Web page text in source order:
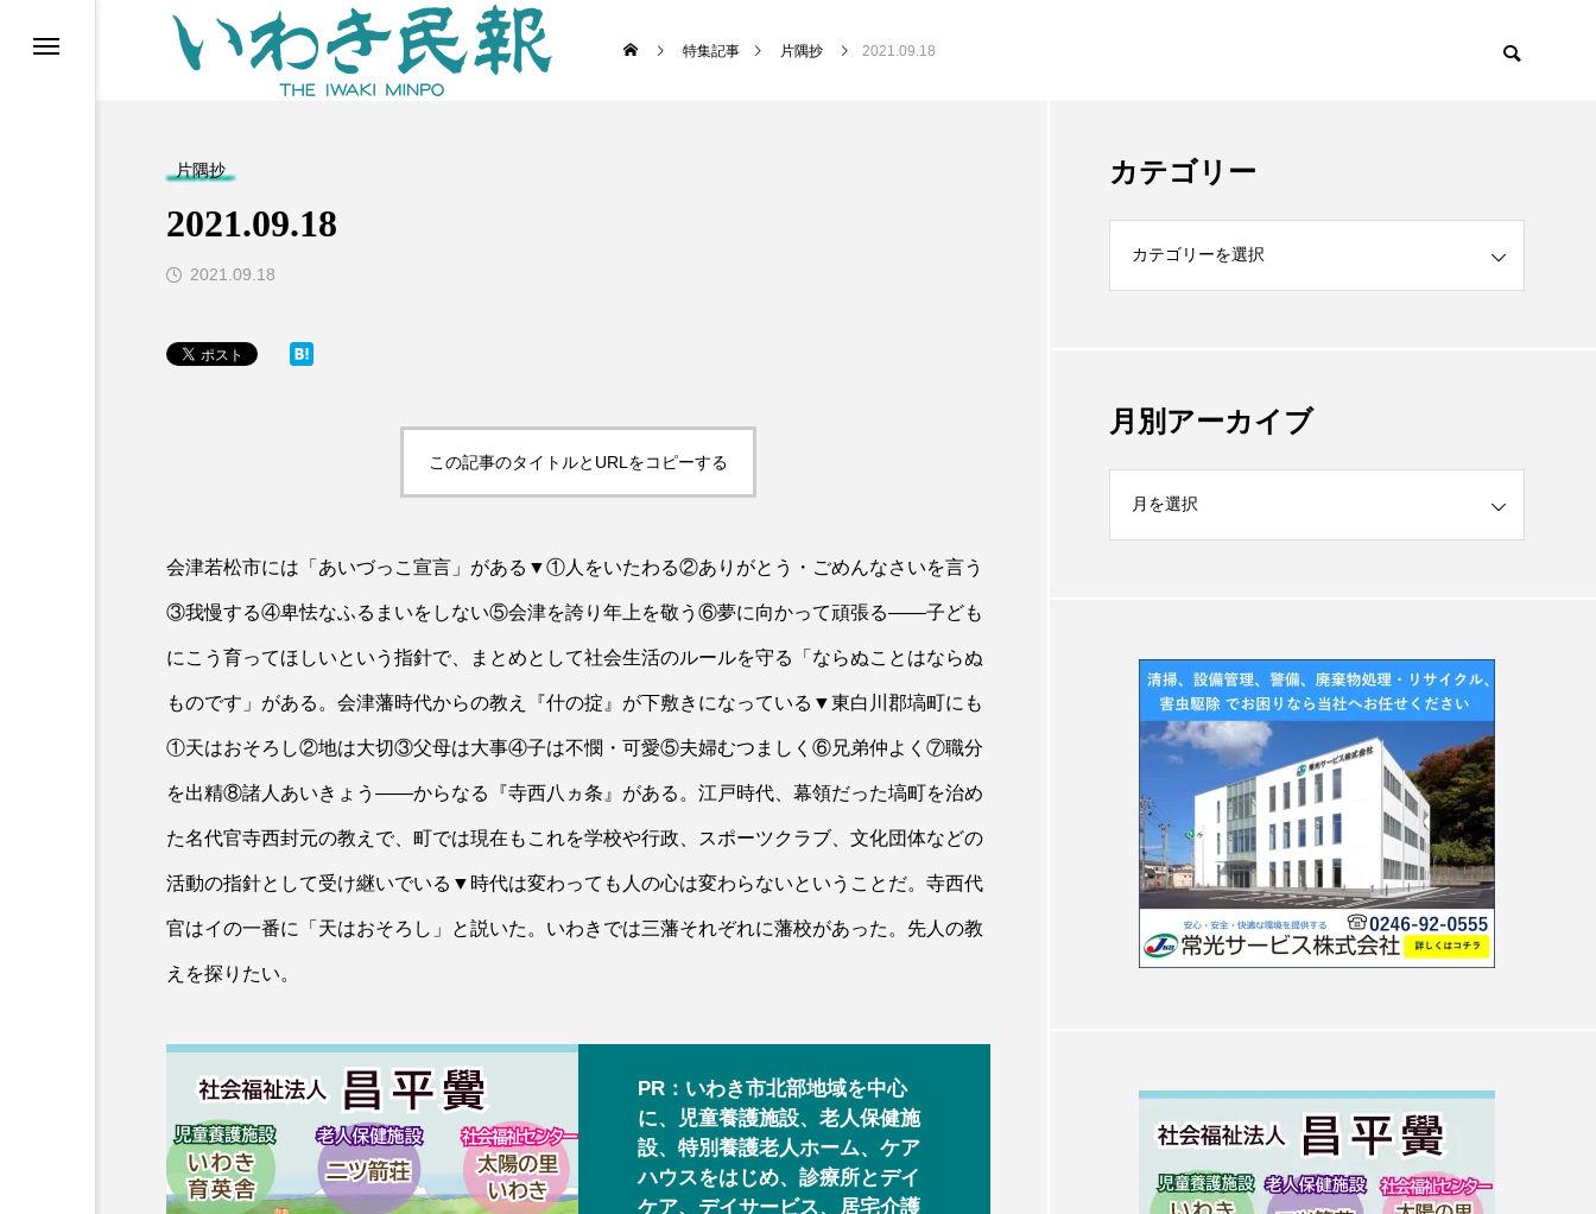
特集記事 片隅抄 2021.09.18
片隅抄
2021.09.18
2021.09.18
この記事のタイトルとURLをコピーする
会津若松市には「あいづっこ宣言」がある▼①人をいたわる②ありがとう・ごめんなさいを言う
③我慢する④卑怯なふるまいをしない⑤会津を誇り年上を敬う⑥夢に向かって頑張る――子ども
にこう育ってほしいという指針で、まとめとして社会生活のルールを守る「ならぬことはならぬ
ものです」がある。会津藩時代からの教え『什の掟』が下敷きになっている▼東白川郡塙町にも
①天はおそろし②地は大切③父母は大事④子は不憫・可愛⑤夫婦むつましく⑥兄弟仲よく⑦職分
を出精⑧諸人あいきょう――からなる『寺西八ヵ条』がある。江戸時代、幕領だった塙町を治め
た名代官寺西封元の教えで、町では現在もこれを学校や行政、スポーツクラブ、文化団体などの
活動の指針として受け継いでいる▼時代は変わっても人の心は変わらないということだ。寺西代
官はイの一番に「天はおそろし」と説いた。いわきでは三藩それぞれに藩校があった。先人の教
えを探りたい。
PR：いわき市北部地域を中心
に、児童養護施設、老人保健施
設、特別養護老人ホーム、ケア
ハウスをはじめ、診療所とデイ
ケア、デイサービス、居宅介護
カテゴリー
月別アーカイブ